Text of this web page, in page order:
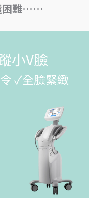
困難……
小V臉
✓全臉緊緻